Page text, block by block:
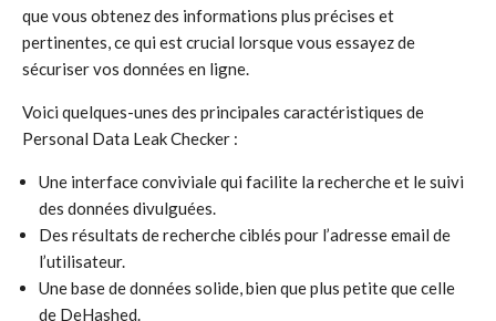
que vous obtenez des informations plus précises et
pertinentes, ce qui est crucial lorsque vous essayez de
sécuriser vos données en ligne.
Voici quelques-unes des principales caractéristiques de
Personal Data Leak Checker :
Une interface conviviale qui facilite la recherche et le suivi
des données divulguées.
Des résultats de recherche ciblés pour l’adresse email de
l’utilisateur.
Une base de données solide, bien que plus petite que celle
de DeHashed.